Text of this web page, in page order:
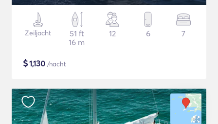
Zeiljacht
51 ft
16 m
12 6 7
$1,130 /nacht